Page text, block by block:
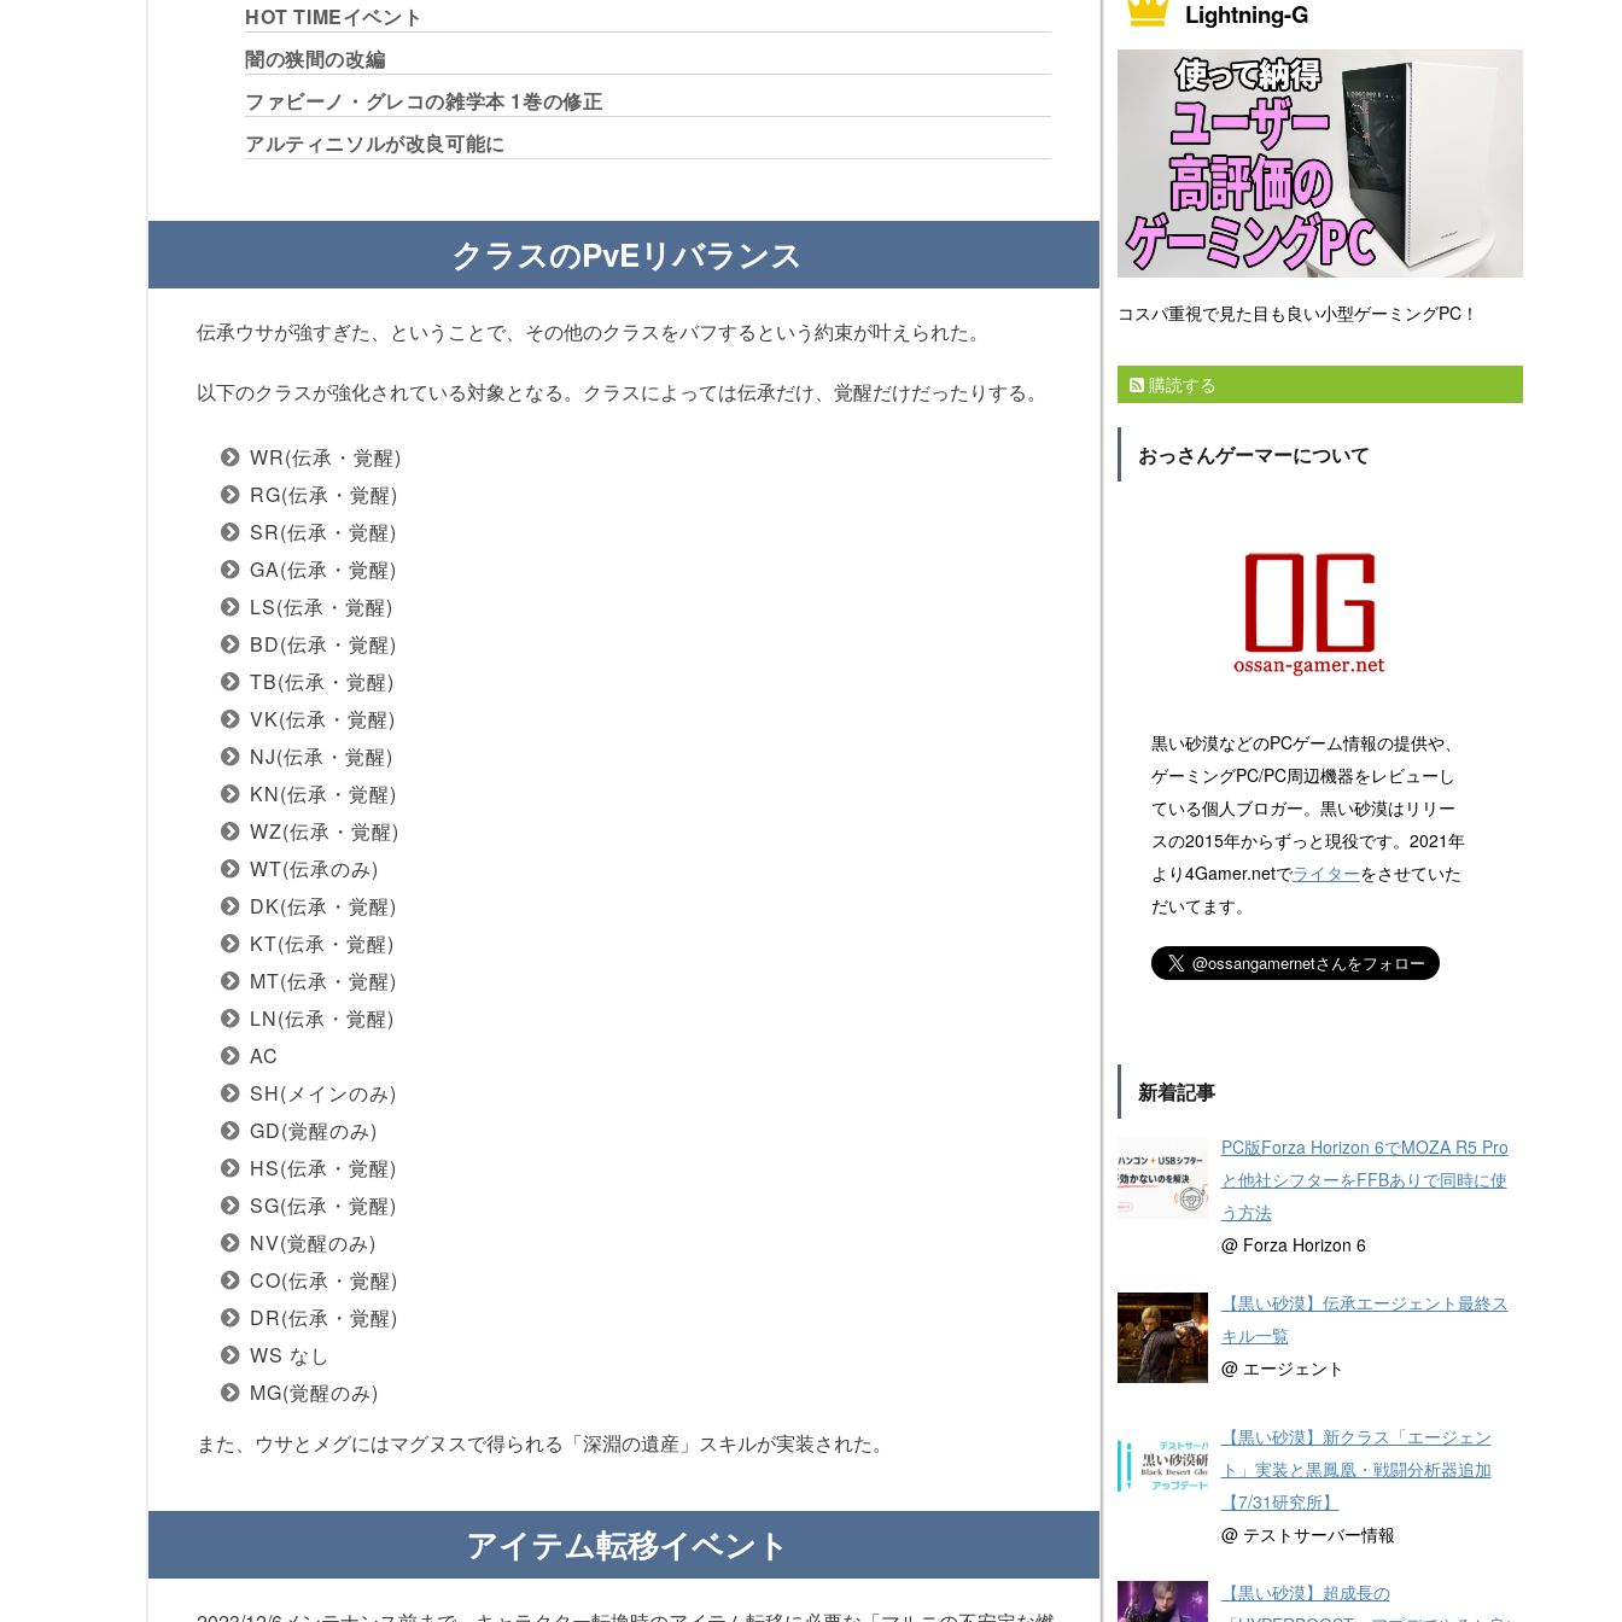
HOT TIMEイベント
闇の狭間の改編
ファビーノ・グレコの雑学本 1巻の修正
アルティニソルが改良可能に
クラスのPvEリバランス
伝承ウサが強すぎた、ということで、その他のクラスをバフするという約束が叶えられた。
以下のクラスが強化されている対象となる。クラスによっては伝承だけ、覚醒だけだったりする。
WR(伝承・覚醒)
RG(伝承・覚醒)
SR(伝承・覚醒)
GA(伝承・覚醒)
LS(伝承・覚醒)
BD(伝承・覚醒)
TB(伝承・覚醒)
VK(伝承・覚醒)
NJ(伝承・覚醒)
KN(伝承・覚醒)
WZ(伝承・覚醒)
WT(伝承のみ)
DK(伝承・覚醒)
KT(伝承・覚醒)
MT(伝承・覚醒)
LN(伝承・覚醒)
AC
SH(メインのみ)
GD(覚醒のみ)
HS(伝承・覚醒)
SG(伝承・覚醒)
NV(覚醒のみ)
CO(伝承・覚醒)
DR(伝承・覚醒)
WS なし
MG(覚醒のみ)
また、ウサとメグにはマグヌスで得られる「深淵の遺産」スキルが実装された。
アイテム転移イベント
Lightning-G
コスパ重視で見た目も良い小型ゲーミングPC！
購読する
おっさんゲーマーについて
黒い砂漠などのPCゲーム情報の提供や、
ゲーミングPC/PC周辺機器をレビューし
ている個人ブロガー。黒い砂漠はリリー
スの2015年からずっと現役です。2021年
より4Gamer.netでライターをさせていた
だいてます。
新着記事
PC版Forza Horizon 6でMOZA R5 Pro
と他社シフターをFFBありで同時に使
う方法
@ Forza Horizon 6
【黒い砂漠】伝承エージェント最終ス
キル一覧
@ エージェント
【黒い砂漠】新クラス「エージェン
ト」実装と黒鳳凰・戦闘分析器追加
【7/31研究所】
@ テストサーバー情報
【黒い砂漠】超成長の